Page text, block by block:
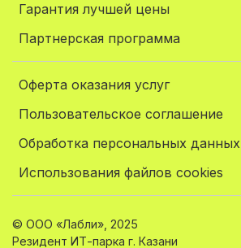
Гарантия лучшей цены
Партнерская программа
Оферта оказания услуг
Пользовательское соглашение
Обработка персональных данных
Использования файлов cookies
© ООО «Лабли», 2025
Резидент ИТ-парка г. Казани